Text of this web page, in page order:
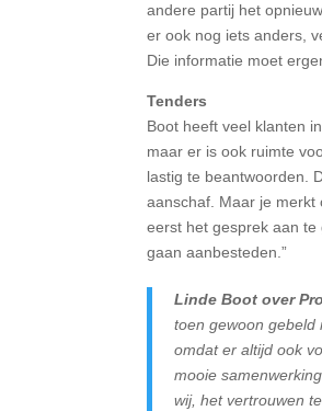
andere partij het
er ook nog iets anders,
Die informatie moet
Tenders
Boot heeft veel klanten
maar er is ook ruimte
lastig te beantwoorden.
aanschaf. Maar je merkt
eerst het gesprek aan
gaan aanbesteden.”
Linde Boot over
toen gewoon gebeld
omdat er altijd ook
mooie
wij, het vertrouwen